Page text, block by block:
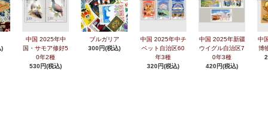
)
中国 2025年中
国・サモア修好5
0年2種
530円(税込)
ブルガリア
300円(税込)
中国 2025年中チ
ベット自治区60
年3種
320円(税込)
中国 2025年新疆
ウイグル自治区7
0年3種
420円(税込)
中
博